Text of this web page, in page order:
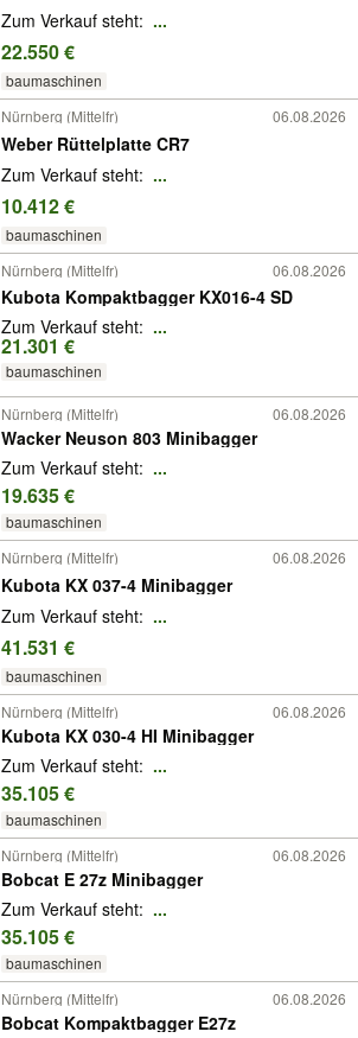
Zum Verkauf steht: ...
22.550 €
baumaschinen
Nürnberg (Mittelfr) 06.08.2026
Weber Rüttelplatte CR7
Zum Verkauf steht: ...
10.412 €
baumaschinen
Nürnberg (Mittelfr) 06.08.2026
Kubota Kompaktbagger KX016-4 SD
Zum Verkauf steht: ...
21.301 €
baumaschinen
Nürnberg (Mittelfr) 06.08.2026
Wacker Neuson 803 Minibagger
Zum Verkauf steht: ...
19.635 €
baumaschinen
Nürnberg (Mittelfr) 06.08.2026
Kubota KX 037-4 Minibagger
Zum Verkauf steht: ...
41.531 €
baumaschinen
Nürnberg (Mittelfr) 06.08.2026
Kubota KX 030-4 HI Minibagger
Zum Verkauf steht: ...
35.105 €
baumaschinen
Nürnberg (Mittelfr) 06.08.2026
Bobcat E 27z Minibagger
Zum Verkauf steht: ...
35.105 €
baumaschinen
Nürnberg (Mittelfr) 06.08.2026
Bobcat Kompaktbagger E27z